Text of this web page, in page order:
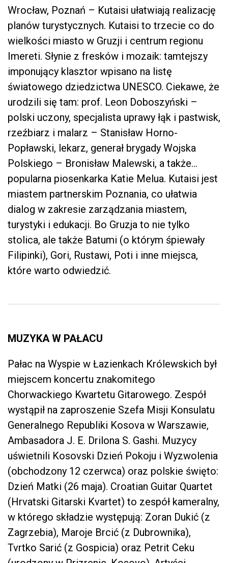
Wrocław, Poznań – Kutaisi ułatwiają realizację
planów turystycznych. Kutaisi to trzecie co do
wielkości miasto w Gruzji i centrum regionu
Imereti. Słynie z fresków i mozaik: tamtejszy
imponujący klasztor wpisano na listę
światowego dziedzictwa UNESCO. Ciekawe, że
urodzili się tam: prof. Leon Doboszyński –
polski uczony, specjalista uprawy łąk i pastwisk,
rzeźbiarz i malarz – Stanisław Horno-
Popławski, lekarz, generał brygady Wojska
Polskiego – Bronisław Malewski, a także…
popularna piosenkarka Katie Melua. Kutaisi jest
miastem partnerskim Poznania, co ułatwia
dialog w zakresie zarządzania miastem,
turystyki i edukacji. Bo Gruzja to nie tylko
stolica, ale także Batumi (o którym śpiewały
Filipinki), Gori, Rustawi, Poti i inne miejsca,
które warto odwiedzić.
MUZYKA W PAŁACU
Pałac na Wyspie w Łazienkach Królewskich był
miejscem koncertu znakomitego
Chorwackiego Kwartetu Gitarowego. Zespół
wystąpił na zaproszenie Szefa Misji Konsulatu
Generalnego Republiki Kosova w Warszawie,
Ambasadora J. E. Drilona S. Gashi. Muzycy
uświetnili Kosovski Dzień Pokoju i Wyzwolenia
(obchodzony 12 czerwca) oraz polskie święto:
Dzień Matki (26 maja). Croatian Guitar Quartet
(Hrvatski Gitarski Kvartet) to zespół kameralny,
w którego składzie występują: Zoran Dukić (z
Zagrzebia), Maroje Brcić (z Dubrownika),
Tvrtko Sarić (z Gospicia) oraz Petrit Ceku